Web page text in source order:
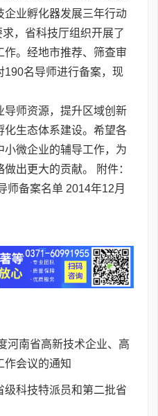
企业孵化器发展三年行动
，省科技厅组织开展了
。经地市推荐、筛查审
190名导师进行备案，现
导师资源，提升区域创新
化生态体系建设。希望各
微企业的辅导工作，为
出更大的贡献。 附件：
师备案名单 2014年12月
河南省高新技术企业、高
作会议的通知
级科技特派员和第二批省